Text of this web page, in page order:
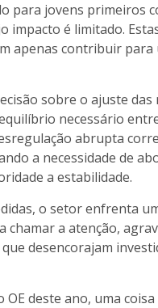
para jovens primeiros
impacto é limitado.
apenas contribuir
sobre o ajuste
necessário
abrupta
a necessidade de
a estabilidade.
o setor enfrenta
chamar a atenção,
desencorajam
deste ano, uma